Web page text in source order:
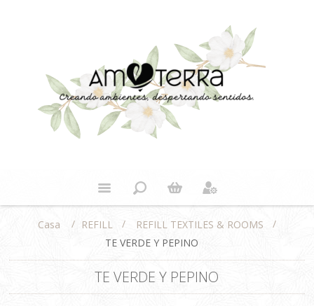
Casa / REFILL / REFILL TEXTILES & ROOMS
/
TE VERDE Y PEPINO
TE VERDE Y PEPINO